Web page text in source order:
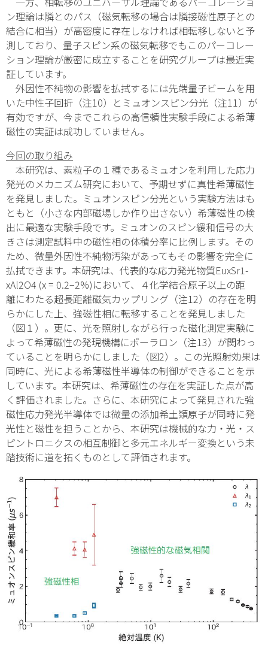
ン理論は隣とのパス（磁気転移の場合は隣接磁性原子との
結合に相当）が高密度に存在しなければ相転移しないと予
測しており、量子スピン系の磁気転移でもこのパーコレー
ション理論が厳密に成立することを研究グループは最近実
証しています。
外因性不純物の影響を払拭するには先端量子ビームを用
いた中性子回折 （注10） とミュオンスピン分光 （注11） が
有効ですが、今までこれらの高信頼性実験手段による希薄
磁性の実証は成功していません。
今回の取り組み
本研究は、素粒子の１種であるミュオンを利用した応力
発光のメカニズム研究において、予期せずに真性希薄磁性
を発見しました。ミュオンスピン分光という実験方法はも
ともと（小さな内部磁場しか作り出さない）希薄磁性の検
出に最適な実験手段です。ミュオンのスピン緩和信号の大
きさは測定試料中の磁性相の体積分率に比例します。その
ため、微量外因性不純物汚染があってもその影響を完全に
払拭できます。本研究は、代表的な応力発光物質EuxSr1-
xAl2O4 (x= 0.2−2%)において、４化学結合原子以上の距
離にわたる超長距離磁気カップリング （注12） の存在を明
らかにした上、強磁性相に転移することを発見しました
（図１）。更に、光を照射しながら行った磁化測定実験に
よって希薄磁性の発現機構にポーラロン （注13） が関わっ
ていることを明らかにしました（図2）。この光照射効果は
同時に、光による希薄磁性半導体の制御ができることを示
しています。本研究は、希薄磁性の存在を実証した点が高
く評価されました。さらに、本研究によって発見された強
磁性応力発光半導体では微量の添加希土類原子が同時に発
光性と磁性を担うことから、本研究は機械的な力・光・ス
ピントロニクスの相互制御と多元エネルギー変換という未
踏技術に道を拓くものとして評価されます。